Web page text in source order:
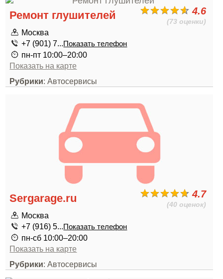
4.6
(73 оценки)
Ремонт глушителей
Москва
+7 (901) 7...Показать телефон
пн-пт 10:00–20:00
Показать на карте
Рубрики: Автосервисы
4.7
(40 оценок)
Sergarage.ru
Москва
+7 (916) 5...Показать телефон
пн-сб 10:00–20:00
Показать на карте
Рубрики: Автосервисы